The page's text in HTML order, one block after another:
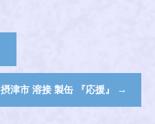
摂津市 溶接 製缶 『応援』 →